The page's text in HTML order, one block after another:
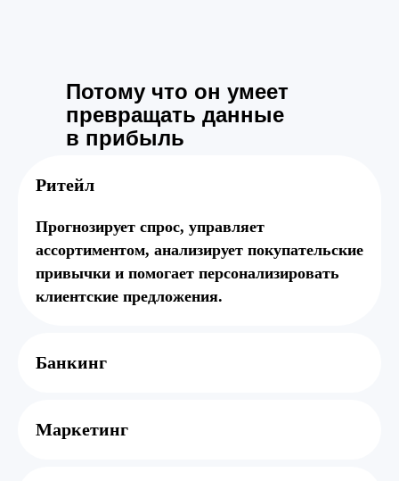
Потому что он умеет
превращать данные
в прибыль
Рит ейл
Прогнозирует спрос, управляет
ассортиментом, анализирует покупательские
привычки и помогает персонализировать
клиентские предложения.
Банки нг
Марк етинг